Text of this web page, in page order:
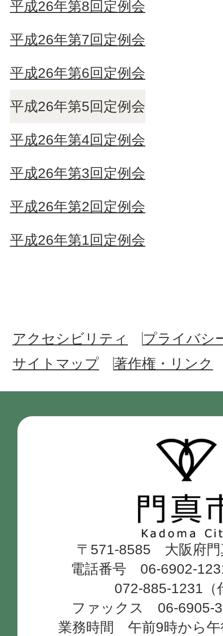
平成26年第8回定例会
平成26年第7回定例会
平成26年第6回定例会
平成26年第5回定例会
平成26年第4回定例会
平成26年第3回定例会
平成26年第2回定例会
平成26年第1回定例会
アクセシビリティ
プライバシ
サイトマップ
著作権・リンク
市
Kadoma
City
〒571-8585 大阪府門
電話番号 06-6902-
072-885-1231（
ファックス 06-6905-
業務時間 午前9時から午